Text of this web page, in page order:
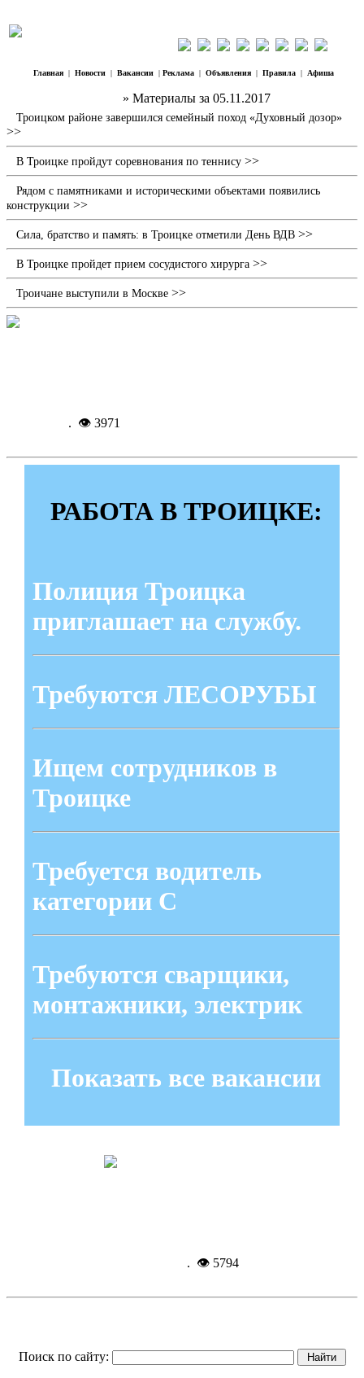
Главная | Новости | Вакансии | Реклама | Объявления | Правила | Афиша
» Материалы за 05.11.2017
Троицком районе завершился семейный поход «Духовный дозор»
>>
В Троицке пройдут соревнования по теннису >>
Рядом с памятниками и историческими объектами появились
конструкции >>
Сила, братство и память: в Троицке отметили День ВДВ >>
В Троицке пройдет прием сосудистого хирурга >>
Троичане выступили в Москве >>
. 👁 3971
РАБОТА В ТРОИЦКЕ:
Полиция Троицка
приглашает на службу.
Требуются ЛЕСОРУБЫ
Ищем сотрудников в
Троицке
Требуется водитель
категории С
Требуются сварщики,
монтажники, электрик
Показать все вакансии
. 👁 5794
Поиск по сайту: